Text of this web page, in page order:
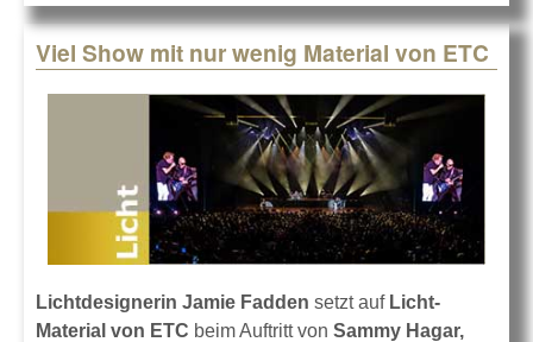
Konsolen
Viel Show mit nur wenig Material von ETC
Lichtdesignerin Jamie Fadden setzt auf Licht-
Material von ETC beim Auftritt von Sammy Hagar,